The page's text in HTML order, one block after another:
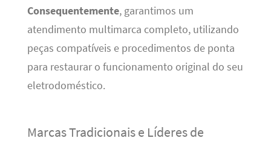
Consequentemente, garantimos um
atendimento multimarca completo, utilizando
peças compatíveis e procedimentos de ponta
para restaurar o funcionamento original do seu
eletrodoméstico.
Marcas Tradicionais e Líderes de